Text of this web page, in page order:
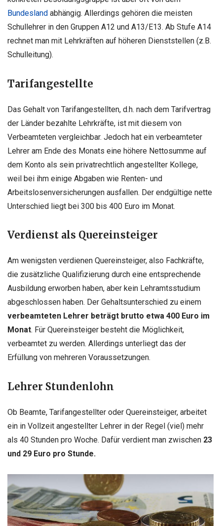
Bundesland abhängig. Allerdings gehören die meisten
Schullehrer in den Gruppen A12 und A13/E13. Ab Stufe A14
rechnet man mit Lehrkräften auf höheren Dienststellen (z.B.
Schulleitung).
Tarifangestellte
Das Gehalt von Tarifangestellten, d.h. nach dem Tarifvertrag
der Länder bezahlte Lehrkräfte, ist mit diesem von
Verbeamteten vergleichbar. Jedoch hat ein verbeamteter
Lehrer am Ende des Monats eine höhere Nettosumme auf
dem Konto als sein privatrechtlich angestellter Kollege,
weil bei ihm einige Abgaben wie Renten- und
Arbeitslosenversicherungen ausfallen. Der endgültige nette
Unterschied liegt bei 300 bis 400 Euro im Monat.
Verdienst als Quereinsteiger
Am wenigsten verdienen Quereinsteiger, also Fachkräfte,
die zusätzliche Qualifizierung durch eine entsprechende
Ausbildung erworben haben, aber kein Lehramtsstudium
abgeschlossen haben. Der Gehaltsunterschied zu einem
verbeamteten Lehrer beträgt brutto etwa 400 Euro im
Monat. Für Quereinsteiger besteht die Möglichkeit,
verbeamtet zu werden. Allerdings unterliegt das der
Erfüllung von mehreren Voraussetzungen.
Lehrer Stundenlohn
Ob Beamte, Tarifangestellter oder Quereinsteiger, arbeitet
ein in Vollzeit angestellter Lehrer in der Regel (viel) mehr
als 40 Stunden pro Woche. Dafür verdient man zwischen 23
und 29 Euro pro Stunde.